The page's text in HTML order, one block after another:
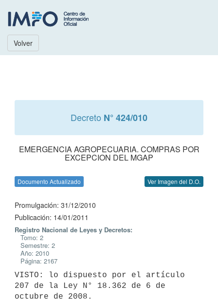
Volver
Decreto N° 424/010
EMERGENCIA AGROPECUARIA. COMPRAS POR
EXCEPCION DEL MGAP
Documento Actualizado Ver Imagen del D.O.
Promulgación: 31/12/2010
Publicación: 14/01/2011
Registro Nacional de Leyes y Decretos:
Tomo: 2
Semestre: 2
Año: 2010
Página: 2167
VISTO: lo dispuesto por el artículo
207 de la Ley N° 18.362 de 6 de
octubre de 2008.